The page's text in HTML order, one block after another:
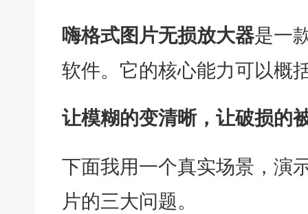
嗨格式图片无损放大器是一
软件。它的核心能力可以概
让模糊的变清晰，让破损的
下面我用一个真实场景，演
片的三大问题。